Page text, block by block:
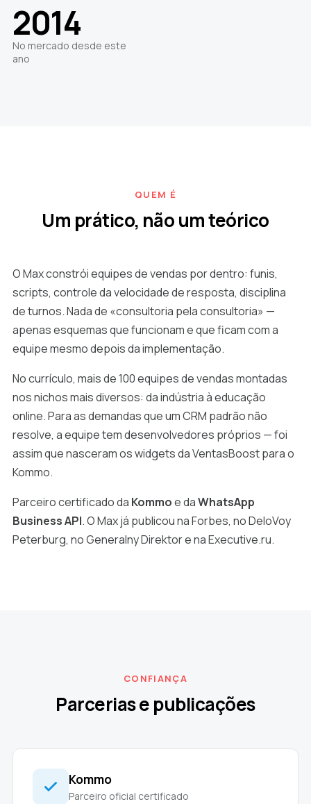
2014
No mercado desde este
ano
QUEM É
Um prático, não um teórico
O Max constrói equipes de vendas por dentro: funis,
scripts, controle da velocidade de resposta, disciplina
de turnos. Nada de «consultoria pela consultoria» —
apenas esquemas que funcionam e que ficam com a
equipe mesmo depois da implementação.
No currículo, mais de 100 equipes de vendas montadas
nos nichos mais diversos: da indústria à educação
online. Para as demandas que um CRM padrão não
resolve, a equipe tem desenvolvedores próprios — foi
assim que nasceram os widgets da VentasBoost para o
Kommo.
Parceiro certificado da Kommoe daWhatsApp
Business API. O Max já publicou na Forbes, no DeloVoy
Peterburg, no Generalny Direktor e na Executive.ru.
CONFIANÇA
Parcerias e publicações
Kommo
Parceiro oficial certificado